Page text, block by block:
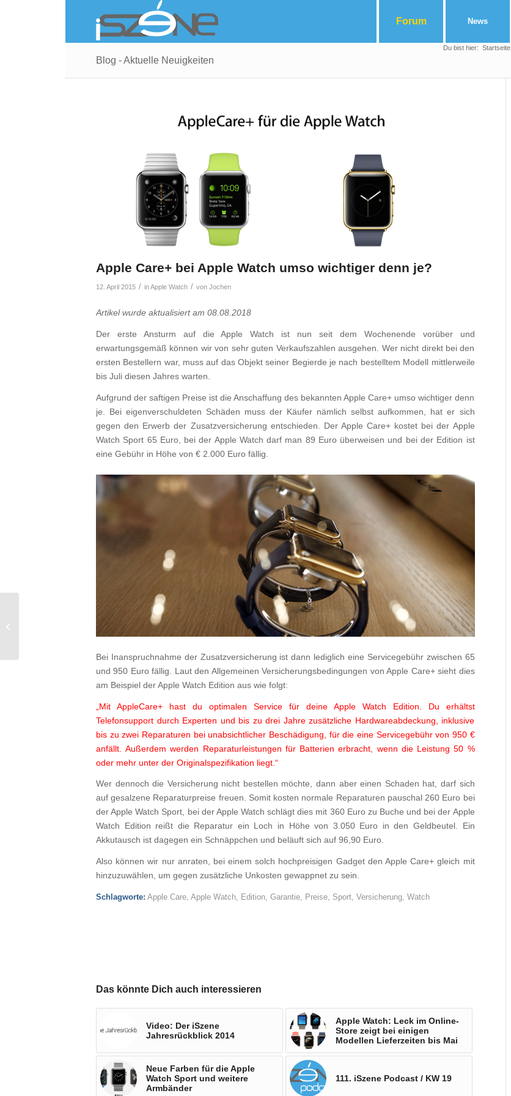
Forum News
Blog - Aktuelle Neuigkeiten
Du bist hier: Startseite
Apple Care+ bei Apple Watch umso wichtiger denn je?
12. April 2015 / inApple Watch / von Jochen
Artikel wurde aktualisiert am 08.08.2018
Der erste Ansturm auf die Apple Watch ist nun seit dem Wochenende vorüber und
erwartungsgemäß können wir von sehr guten Verkaufszahlen ausgehen. Wer nicht direkt bei den
ersten Bestellern war, muss auf das Objekt seiner Begierde je nach bestelltem Modell mittlerweile
bis Juli diesen Jahres warten.
Aufgrund der saftigen Preise ist die Anschaffung des bekannten Apple Care+ umso wichtiger denn
je. Bei eigenverschuldeten Schäden muss der Käufer nämlich selbst aufkommen, hat er sich
gegen den Erwerb der Zusatzversicherung entschieden. Der Apple Care+ kostet bei der Apple
Watch Sport 65 Euro, bei der Apple Watch darf man 89 Euro überweisen und bei der Edition ist
eine Gebühr in Höhe von € 2.000 Euro fällig.
Bei Inanspruchnahme der Zusatzversicherung ist dann lediglich eine Servicegebühr zwischen 65
und 950 Euro fällig. Laut den Allgemeinen Versicherungsbedingungen von Apple Care+ sieht dies
am Beispiel der Apple Watch Edition aus wie folgt:
„Mit AppleCare+ hast du optimalen Service für deine Apple Watch Edition. Du erhältst
Telefonsupport durch Experten und bis zu drei Jahre zusätzliche Hardwareabdeckung, inklusive
bis zu zwei Reparaturen bei unabsichtlicher Beschädigung, für die eine Servicegebühr von 950 €
anfällt. Außerdem werden Reparaturleistungen für Batterien erbracht, wenn die Leistung 50 %
oder mehr unter der Originalspezifikation liegt.“
Wer dennoch die Versicherung nicht bestellen möchte, dann aber einen Schaden hat, darf sich
auf gesalzene Reparaturpreise freuen. Somit kosten normale Reparaturen pauschal 260 Euro bei
der Apple Watch Sport, bei der Apple Watch schlägt dies mit 360 Euro zu Buche und bei der Apple
Watch Edition reißt die Reparatur ein Loch in Höhe von 3.050 Euro in den Geldbeutel. Ein
Akkutausch ist dagegen ein Schnäppchen und beläuft sich auf 96,90 Euro.
Also können wir nur anraten, bei einem solch hochpreisigen Gadget den Apple Care+ gleich mit
hinzuzuwählen, um gegen zusätzliche Unkosten gewappnet zu sein.
Schlagworte: Apple Care, Apple Watch, Edition, Garantie, Preise, Sport, Versicherung, Watch
Das könnte Dich auch interessieren
Video: Der iSzene
Jahresrückblick 2014
Apple Watch: Leck im Online-
Store zeigt bei einigen
Modellen Lieferzeiten bis Mai
Neue Farben für die Apple
Watch Sport und weitere
Armbänder
111. iSzene Podcast / KW 19